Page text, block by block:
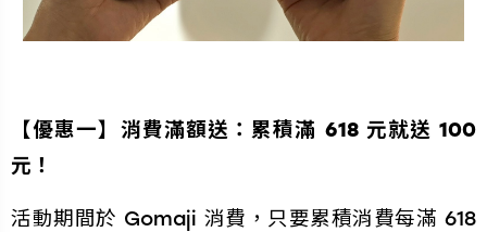
【優惠一】消費滿額送：累積滿 618 元就送 100
元！
活動期間於 Gomaji 消費，只要累積消費每滿 618